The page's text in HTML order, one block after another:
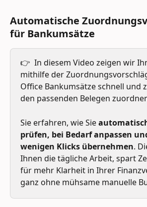
Automatische
für Bankumsätze
👉  In diesem Video zeigen wir
mithilfe der
Office Bankumsätze schnell und
den passenden Belegen
Sie erfahren, wie Sie
prüfen, bei Bedarf anpassen
wenigen Klicks übernehmen.
Ihnen die tägliche Arbeit, spart
für mehr Klarheit in Ihrer
ganz ohne mühsame manuelle